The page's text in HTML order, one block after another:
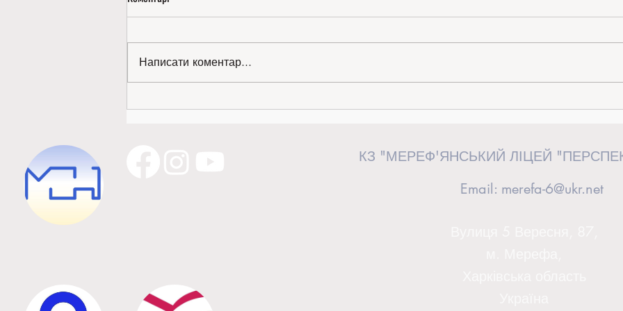
Золото міжнародної виставки —
«Від ідеї до дії»: керівниця загону
Львові
Написати коментар...
КЗ "МЕРЕФ'ЯНСЬКИЙ ЛІЦЕЙ
Email: merefa-6@ukr.net